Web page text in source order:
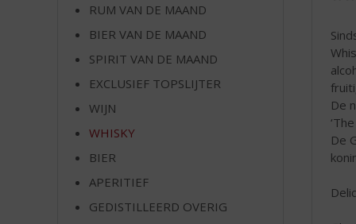
De
De
RUM VAN DE MAAND
BIER VAN DE MAAND
SPIRIT VAN DE MAAND
EXCLUSIEF TOPSLIJTER
WIJN
WHISKY
BIER
APERITIEF
GEDISTILLEERD OVERIG